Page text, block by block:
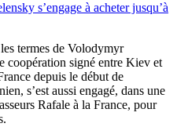
s’engage à acheter jusqu’à
termes de Volodymyr
coopération signé entre Kiev et
depuis le début de
s’est aussi engagé, dans une
Rafale à la France, pour